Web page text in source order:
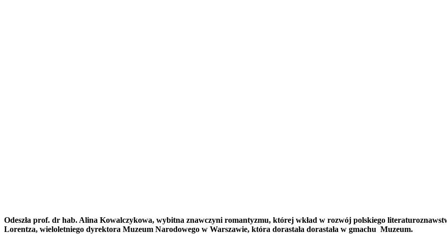
Odeszła prof. dr hab. Alina Kowalczykowa, wybitna znawczyni romantyzmu, której wkład w rozwój polskiego
Lorentza, wieloletniego dyrektora Muzeum Narodowego w Warszawie, która dorastała dorastała w gmachu Muzeum.